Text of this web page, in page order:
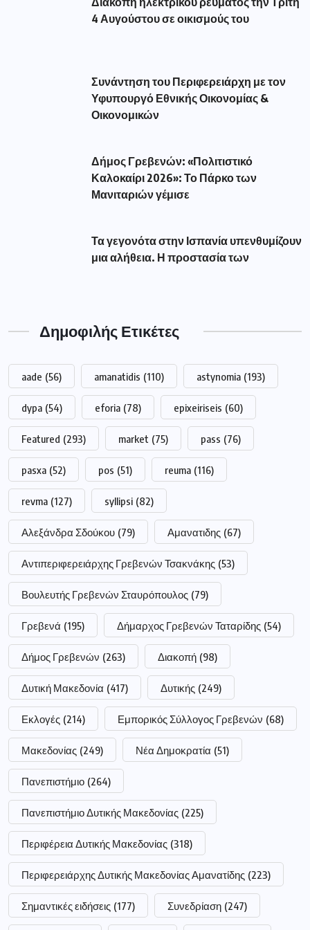
4 Αυγούστου σε οικισμούς του
Συνάντηση του Περιφερειάρχη με τον
Υφυπουργό Εθνικής Οικονομίας &
Οικονομικών
Δήμος Γρεβενών: «Πολιτιστικό
Καλοκαίρι 2026»: Το Πάρκο των
Μανιταριών γέμισε
Τα γεγονότα στην Ισπανία υπενθυμίζουν
μια αλήθεια. Η προστασία των
Δημοφιλής Ετικέτες
aade (56) amanatidis (110) astynomia (193)
dypa (54) eforia (78) epixeiriseis (60)
Featured (293) market (75) pass (76)
pasxa (52) pos (51) reuma (116)
revma (127) syllipsi (82)
Αλεξάνδρα Σδούκου (79) Αμανατιδης (67)
Αντιπεριφερειάρχης Γρεβενών Τσακνάκης (53)
Βουλευτής Γρεβενών Σταυρόπουλος (79)
Γρεβενά (195) Δήμαρχος Γρεβενών Ταταρίδης (54)
Δήμος Γρεβενών (263) Διακοπή (98)
Δυτική Μακεδονία (417) Δυτικής (249)
Εκλογές (214) Εμπορικός Σύλλογος Γρεβενών (68)
Μακεδονίας (249) Νέα Δημοκρατία (51)
Πανεπιστήμιο (264)
Πανεπιστήμιο Δυτικής Μακεδονίας (225)
Περιφέρεια Δυτικής Μακεδονίας (318)
Περιφερειάρχης Δυτικής Μακεδονίας Αμανατίδης (223)
Σημαντικές ειδήσεις (177) Συνεδρίαση (247)